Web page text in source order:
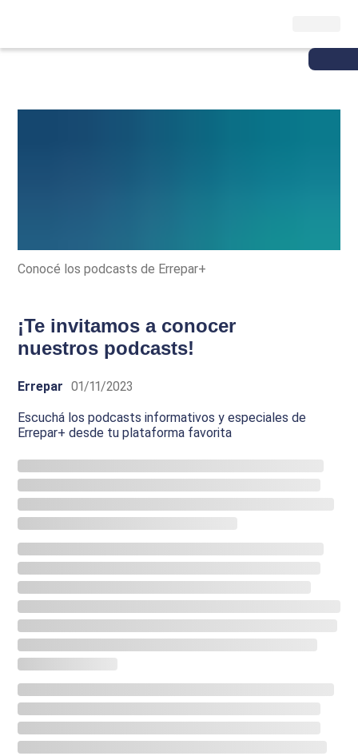
Conocé los podcasts de Errepar+
¡Te invitamos a conocer
nuestros podcasts!
Errepar 01/11/2023
Escuchá los podcasts informativos y especiales de
Errepar+ desde tu plataforma favorita